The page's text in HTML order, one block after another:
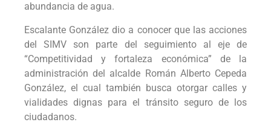
abundancia de agua.
Escalante González dio a conocer que las acciones
del SIMV son parte del seguimiento al eje de
“Competitividad y fortaleza económica” de la
administración del alcalde Román Alberto Cepeda
González, el cual también busca otorgar calles y
vialidades dignas para el tránsito seguro de los
ciudadanos.